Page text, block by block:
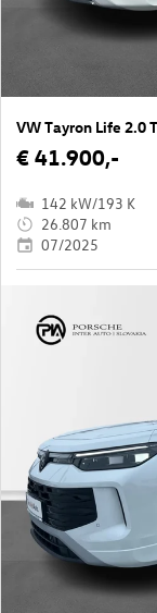
VW Tayron Life 2.0
€ 41.900,-
142 kW/193 K
26.807 km
07/2025